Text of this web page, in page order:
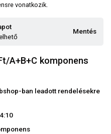
vonatkozik.
Mentés
A+B+C komponens
ban leadott rendelésekre